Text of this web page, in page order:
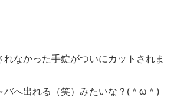
れなかった手錠がついにカットされま
バへ出れる（笑）みたいな？(＾ω＾)